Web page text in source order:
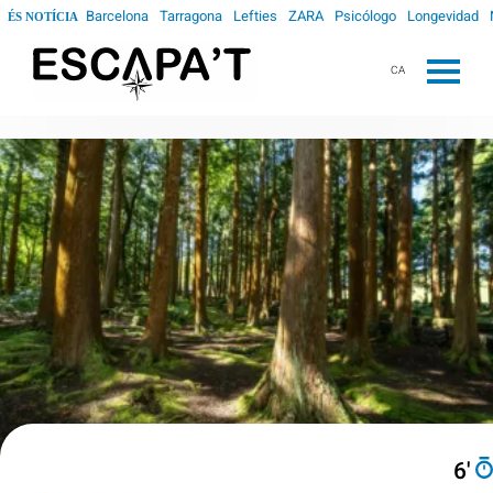
ÉS NOTÍCIA Barcelona Tarragona Lefties ZARA Psicólogo Longevidad
CA
6′